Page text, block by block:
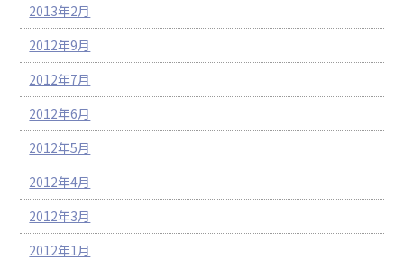
2013年2月
2012年9月
2012年7月
2012年6月
2012年5月
2012年4月
2012年3月
2012年1月